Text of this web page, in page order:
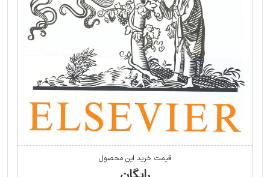
قیمت خرید این محصول